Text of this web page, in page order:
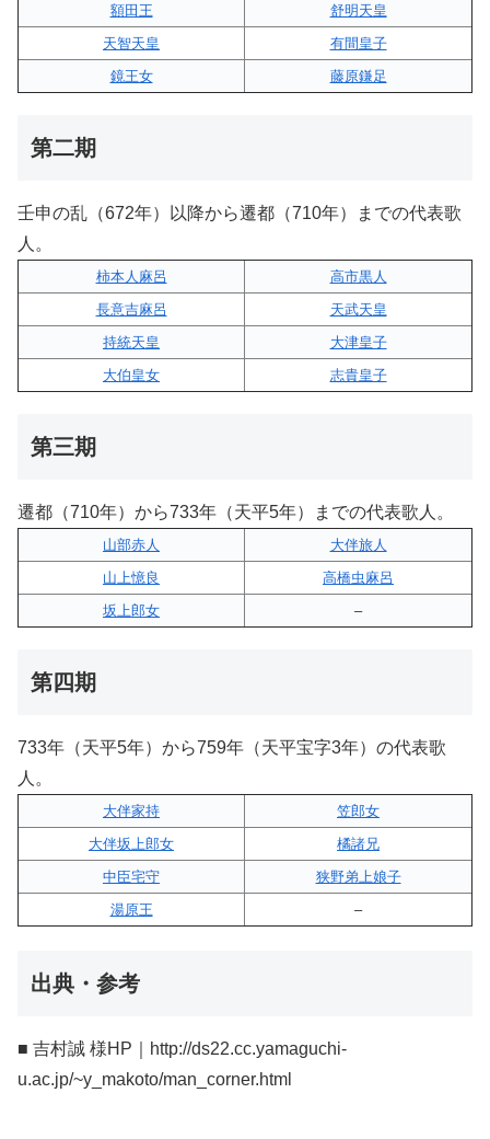
額田王
舒明天皇
天智天皇
有間皇子
鏡王女
藤原鎌足
第二期
壬申の乱（672年）以降から遷都（710年）までの代表歌
人。
柿本人麻呂
高市黒人
長意吉麻呂
天武天皇
持統天皇
大津皇子
大伯皇女
志貴皇子
第三期
遷都（710年）から733年（天平5年）までの代表歌人。
山部赤人
大伴旅人
山上憶良
高橋虫麻呂
坂上郎女
–
第四期
733年（天平5年）から759年（天平宝字3年）の代表歌
人。
大伴家持
笠郎女
大伴坂上郎女
橘諸兄
中臣宅守
狭野弟上娘子
湯原王
–
出典・参考
■ 吉村誠 様HP｜http://ds22.cc.yamaguchi-
u.ac.jp/~y_makoto/man_corner.html